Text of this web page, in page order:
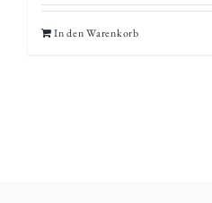
In den Warenkorb